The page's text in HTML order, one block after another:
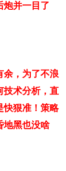
炮并一目了
余，为了不浪
技术分析，直
快狠准！策略
地黑也没啥